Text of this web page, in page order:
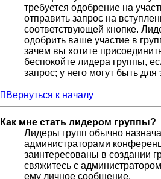
требуется одобрение на
отправить запрос на
соответствующей кнопке.
одобрить ваше участие в
зачем вы хотите
беспокойте лидера группы,
запрос; у него могут быть
Вернуться к началу
Как мне стать лидером группы?
Лидеры групп обычно
администраторами
заинтересованы в создании
свяжитесь с
ему личное сообщение.